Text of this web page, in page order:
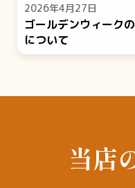
2026年4月27日
ゴールデンウィーク
について
当店